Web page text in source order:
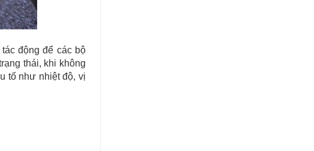
động để các bộ
thái, khi không
tố như nhiệt độ, vị